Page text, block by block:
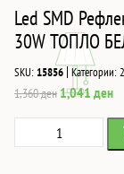
Led SMD
30W ТОПЛО
SKU:15856|Категории:
1,360ден Original
was:
1,360 ден.
1,041 ден
SMD